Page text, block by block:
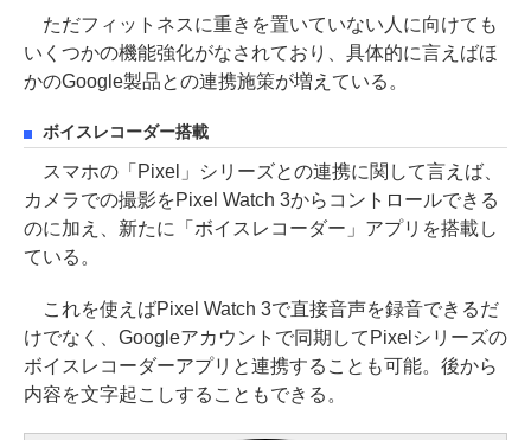
ただフィットネスに重きを置いていない人に向けても
いくつかの機能強化がなされており、具体的に言えばほ
かのGoogle製品との連携施策が増えている。
ボイスレコーダー搭載
スマホの「Pixel」シリーズとの連携に関して言えば、
カメラでの撮影をPixel Watch 3からコントロールできる
のに加え、新たに「ボイスレコーダー」アプリを搭載し
ている。
これを使えばPixel Watch 3で直接音声を録音できるだ
けでなく、Googleアカウントで同期してPixelシリーズの
ボイスレコーダーアプリと連携することも可能。後から
内容を文字起こしすることもできる。